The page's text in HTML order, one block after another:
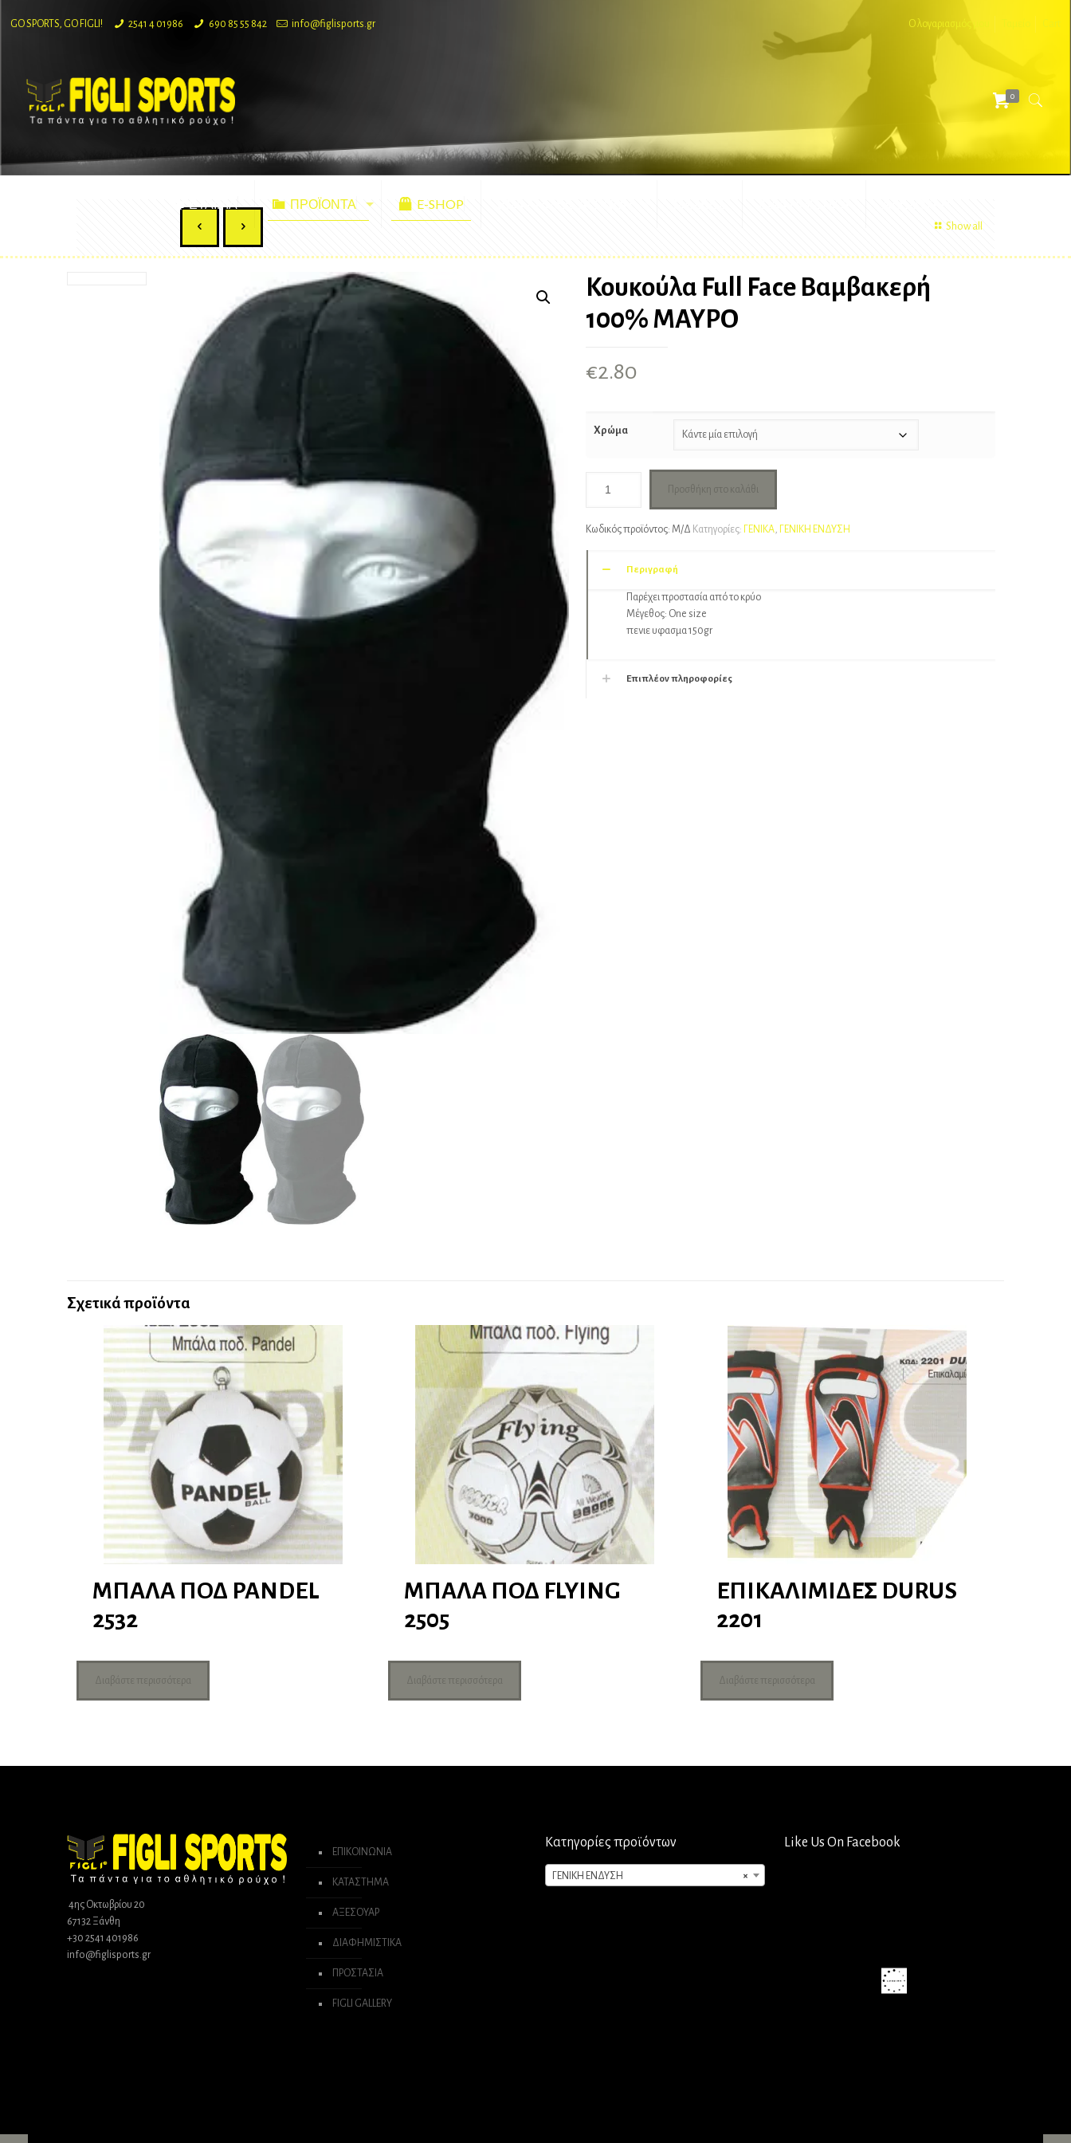
GO SPORTS, GO FIGLI! 2541 4 01986 690 85 55 842 info@figlisports.gr Ο λογαριασμός μου
ΕΤΑΙΡΙΑ ΠΡΟΪΟΝΤΑ E-SHOP
0
Show all
Κουκούλα Full Face Βαμβακερή
100% ΜΑΥΡΟ
€2.80
Χρώμα
Προσθήκη στο καλάθι
Κωδικός προϊόντος: Μ/Δ Κατηγορίες: ΓΕΝΙΚΑ, ΓΕΝΙΚΗ ΕΝΔΥΣΗ
Περιγραφή
Παρέχει προστασία από το κρύο
Μέγεθος: One size
πενιε υφασμα 150gr
Επιπλέον πληροφορίες
Σχετικά προϊόντα
ΜΠΑΛΑ ΠΟΔ PANDEL
2532
Διαβάστε περισσότερα
ΜΠΑΛΑ ΠΟΔ FLYING
2505
Διαβάστε περισσότερα
ΕΠΙΚΑΛΙΜΙΔΕΣ DURUS
2201
Διαβάστε περισσότερα
4ης Οκτωβρίου 20
67132 Ξάνθη
+30 2541 401986
info@figlisports.gr
ΕΠΙΚΟΙΝΩΝΙΑ
ΚΑΤΑΣΤΗΜΑ
ΑΞΕΣΟΥΑΡ
ΔΙΑΦΗΜΙΣΤΙΚΑ
ΠΡΟΣΤΑΣΙΑ
FIGLI GALLERY
Κατηγορίες προϊόντων
×
ΓΕΝΙΚΗ ΕΝΔΥΣΗ
Like Us On Facebook